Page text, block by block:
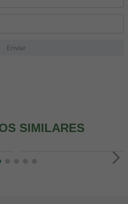
Enviar
SIMILARES